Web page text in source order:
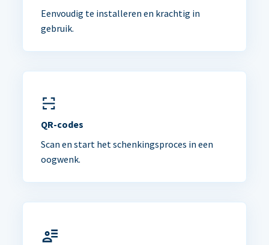
Eenvoudig te installeren en krachtig in
gebruik.
QR-codes
Scan en start het schenkingsproces in een
oogwenk.